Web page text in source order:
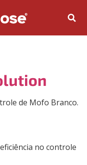
de Mofo Branco.
no controle